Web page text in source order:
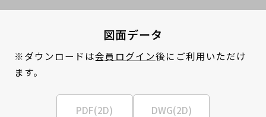
図面データ
※ダウンロードは会員ログイン後にご利用いただけ
ます。
PDF(2D) DWG(2D)